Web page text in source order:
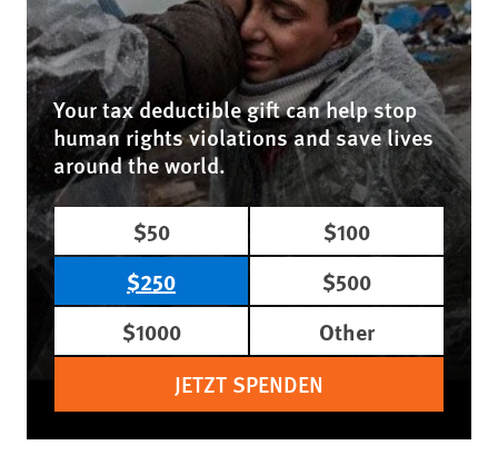
Your tax deductible gift can help stop
human rights violations and save lives
around the world.
$50
$100
$250
$500
$1000
Other
JETZT SPENDEN